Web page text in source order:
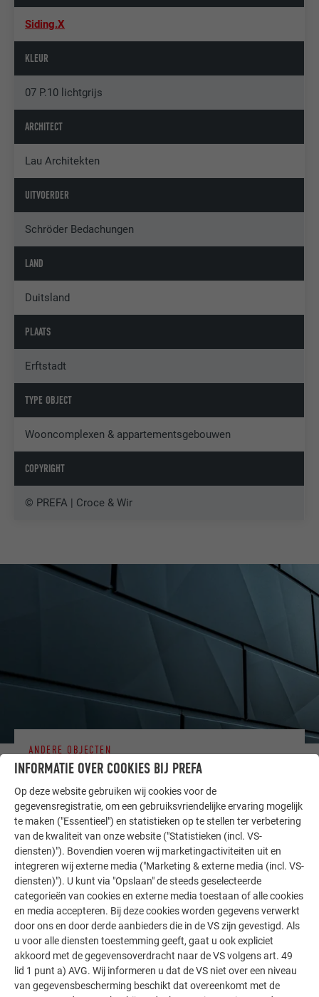
Siding.X
KLEUR
07 P.10 lichtgrijs
ARCHITECT
Lau Architekten
UITVOERDER
Schröder Bedachungen
LAND
Duitsland
PLAATS
Erftstadt
TYPE OBJECT
Wooncomplexen & appartementsgebouwen
COPYRIGHT
© PREFA | Croce & Wir
LAAT U INSPIREREN
ANDERE OBJECTEN
De PREFA referentiegallerij laat zien hoe veelzijdig
aluminium kan worden toegepast. Ontdek meer
indrukwekkende projecten met de duurzame PREFA
aluminiumoplossingen voor dak, zonne-energie en
gevel.
MEER REFERENTIES BEKIJKEN
INFORMATIE OVER COOKIES BIJ PREFA
Op deze website gebruiken wij cookies voor de
gegevensregistratie, om een gebruiksvriendelijke ervaring mogelijk
te maken ("Essentieel") en statistieken op te stellen ter verbetering
van de kwaliteit van onze website ("Statistieken (incl. VS-
diensten)"). Bovendien voeren wij marketingactiviteiten uit en
integreren wij externe media ("Marketing & externe media (incl. VS-
diensten)"). U kunt via "Opslaan" de steeds geselecteerde
categorieën van cookies en externe media toestaan of alle cookies
en media accepteren. Bij deze cookies worden gegevens verwerkt
door ons en door derde aanbieders die in de VS zijn gevestigd. Als
u voor alle diensten toestemming geeft, gaat u ook expliciet
akkoord met de gegevensoverdracht naar de VS volgens art. 49
lid 1 punt a) AVG. Wij informeren u dat de VS niet over een niveau
van gegevensbescherming beschikt dat overeenkomt met de